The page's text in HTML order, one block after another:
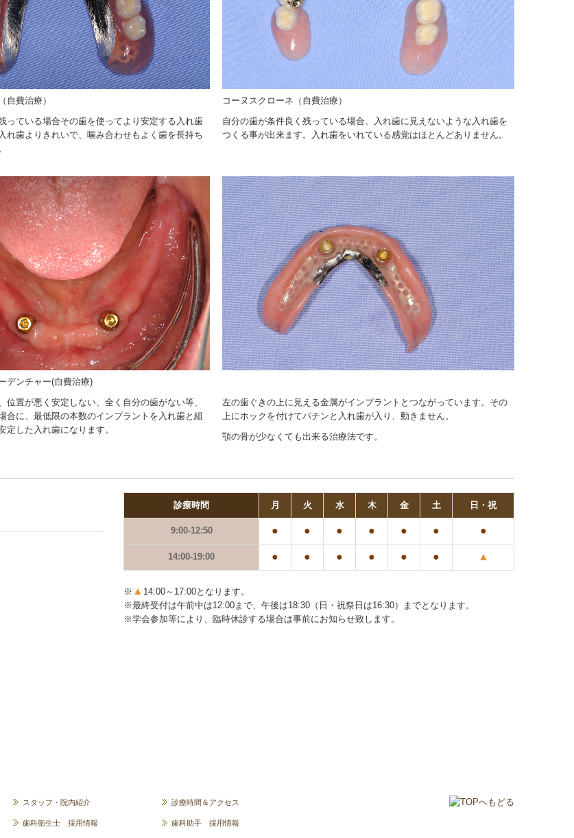
自費治療）
っている場合その歯を使ってより安定する入れ歯
れ歯よりきれいで、噛み合わせもよく歯を長持ち
コーヌスクローネ（自費治療）
自分の歯が条件良く残っている場合、入れ歯に見えないような入れ歯を
つくる事が出来ます。入れ歯をいれている感覚はほとんどありません。
デンチャー(自費治療)
位置が悪く安定しない、全く自分の歯がない等、
合に、最低限の本数のインプラントを入れ歯と組
定した入れ歯になります。
左の歯ぐきの上に見える金属がインプラントとつながっています。その
上にホックを付けてパチンと入れ歯が入り、動きません。
顎の骨が少なくても出来る治療法です。
診療時間 月 火 水 木 金 土 日・祝
9:00-12:50 ● ● ● ● ● ● ●
14:00-19:00 ● ● ● ● ● ● ▲
※ ▲ 14:00～17:00となります。
※最終受付は午前中は12:00まで、午後は18:30（日・祝祭日は16:30）までとなります。
※学会参加等により、臨時休診する場合は事前にお知らせ致します。
スタッフ・院内紹介 診療時間＆アクセス
歯科衛生士 採用情報 歯科助手 採用情報